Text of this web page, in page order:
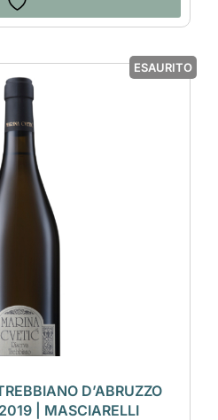
ESAURITO
D’ABRUZZO
| MASCIARELLI